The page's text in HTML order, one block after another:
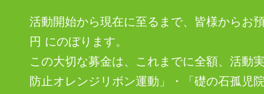
活動開始から現在に至るまで、皆様からお
円 にのぼります。
この大切な募金は、これまでに全額、活動
防止オレンジリボン運動」・「礎の石孤児